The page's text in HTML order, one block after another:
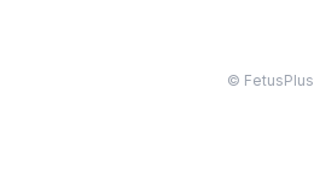
© FetusPlus